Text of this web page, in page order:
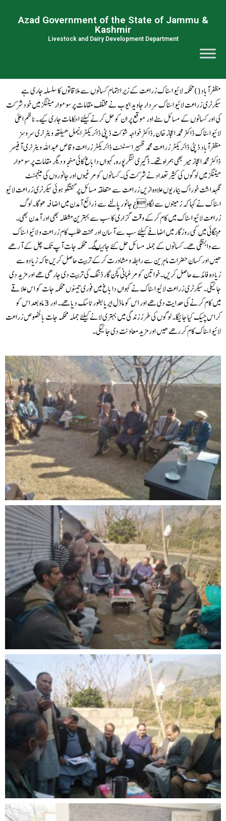
Azad Government of the State of Jammu &
Kashmir
Livestock and Dairy Development Department
مظفرآباد( )محکمہ لائیو اسٹاک زراعت کے زیر اہتمام کسانوں سے ملاقاتوں کا سلسلہ جاری ہے
سیکرٹری زراعت لائیو اسٹاک سردار جاوید ایوب نے مختلف مقامات پر سوموار میٹنگز میں خود شرکت
کی اور کسانوں کے مسائل سنے اور موقع پر ان کو حل کرنے کیلئے احکامات جاری کیے۔ناظم اعلیٰ
لائیو اسٹاک ڈاکٹر محمد اعجاز خان,ڈاکٹر خواجہ شوکت ڈپٹی ڈائریکٹر انیمل ھیلتھ ویٹرنری سروسز
مظفرآباد ڈپٹی ڈائریکٹر زراعت محمد ظہیر اسسٹنٹ ڈائریکٹر زراعت وقاص عبداللہ ویٹرنری آ فیسر
ڈاکٹر محمد اعجاز میر بھی ہمراہ تھے۔ ڈگیری لنگرپورہ، کہواں دا باغ کائی منجہ و دیگر مقامات پر سوموار
میٹنگز میں لوگوں کی کثیر تعداد نے شرکت کی۔کسانوں کو مرغیوں اور جانوروں کی مینجمنٹ
نگہداشت خوراک بیماریوں علاوہ ازیں زراعت سے متعلقہ مسائل پر گفتگو ہوئی سیکرٹری زراعت لائیو
اسٹاک نے کہا کہ زمینوں سے لگاو¿ جانور پالنے سے ذرائع آ مدن میں اضافہ ھوگا۔ لوگ
زراعت لائیو اسٹاک میں کام کرکے وقت گزاری کا سب سے بہترین مشغلہ بھی اور آ مدن بھی۔
مہنگائی میں کمی روزگار میں اضافے کیلئے سب سے آ سان اور محنت طلب کام زراعت و لائیو اسٹاک
سے وابستگی ھے۔ کسانوں کے جملہ مسائل حل کئے جائیںگے۔ محکمہ جات آ پ تک چل کے آ رھے
ھیں اور کسان حضرات ماہرین سے رابطہ و مشاورت کرکے تربیت حاصل کریں تاکہ زیادہ سے
زیادہ فائدے حاصل کریں۔خواتین کو مرغبانی کچن گارڈننگ کی تربیت دی جارھی ھے اور مزید دی
جائیگی۔ سیکرٹری زراعت لائیو اسٹاک نے کہواں دا باغ میں فوری تینوں محکمہ جات کو اس علاقے
میں کام کرنے کی ھدایت دی ھے اور اس کو ماڈل ایریا بطور ٹاسک دیا ھے۔ اور 3 ماہ بعد اس کو
کراس چیک کیا جائیگا۔ لوگوں کی طرز زندگی میں بہتری لانے کیلئے جملہ محکمہ جات بالخصوص زراعت
لائیو اسٹاک کام کر رھے ھیں اور مزید معاونت دی جائیگی۔